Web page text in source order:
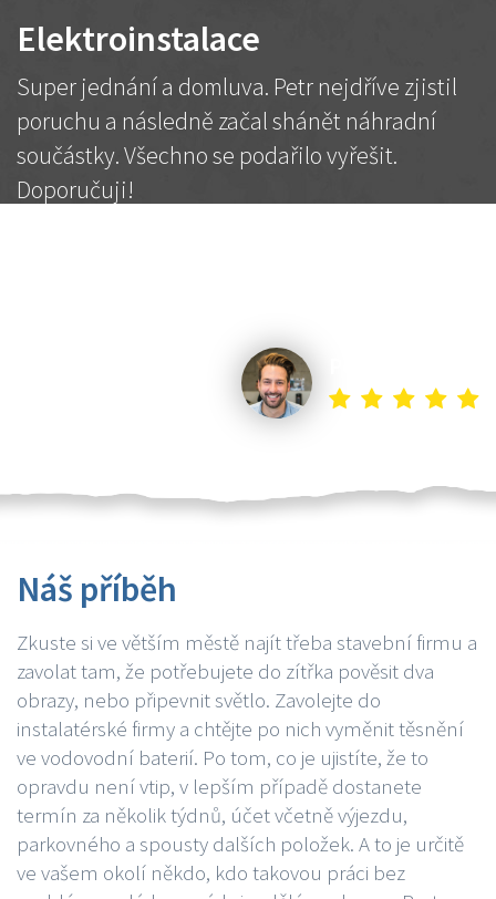
Elektroinstalace
Super jednání a domluva. Petr nejdříve zjistil
poruchu a následně začal shánět náhradní
součástky. Všechno se podařilo vyřešit.
Doporučuji!
Náš příběh
Zkuste si ve větším městě najít třeba stavební firmu a
zavolat tam, že potřebujete do zítřka pověsit dva
obrazy, nebo připevnit světlo. Zavolejte do
instalatérské firmy a chtějte po nich vyměnit těsnění
ve vodovodní baterií. Po tom, co je ujistíte, že to
opravdu není vtip, v lepším případě dostanete
termín za několik týdnů, účet včetně výjezdu,
parkovného a spousty dalších položek. A to je určitě
ve vašem okolí někdo, kdo takovou práci bez